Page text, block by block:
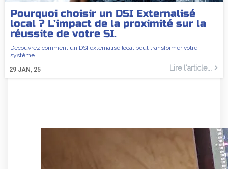
Pourquoi choisir un DSI Externalisé
local ? L’impact de la proximité sur la
réussite de votre SI.
29 JAN, 25
Découvrez comment un DSI externalisé local peut transformer votre
système…
Lire l'article...